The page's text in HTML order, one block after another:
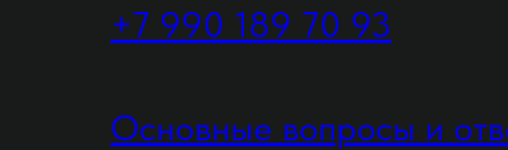
+7 990 189 70 93
Основные вопросы и